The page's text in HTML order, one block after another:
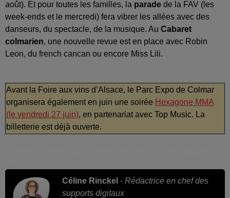
août). Et pour toutes les familles, la parade de la FAV (les
week-ends et le mercredi) fera vibrer les allées avec des
danseurs, du spectacle, de la musique. Au Cabaret
colmarien, une nouvelle revue est en place avec Robin
Leon, du french cancan ou encore Miss Lili.
Avant la Foire aux vins d’Alsace, le Parc Expo de Colmar
organisera également en juin une soirée Hexagone MMA
(le vendredi 27 juin), en partenariat avec Top Music. La
billetterie est déjà ouverte.
Céline Rinckel - Rédactrice en chef des
supports digitaux